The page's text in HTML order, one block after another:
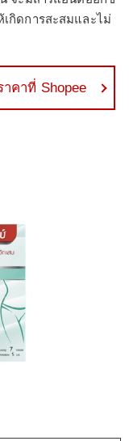
กิดการสะสมและไม่
าคาที่ Shopee